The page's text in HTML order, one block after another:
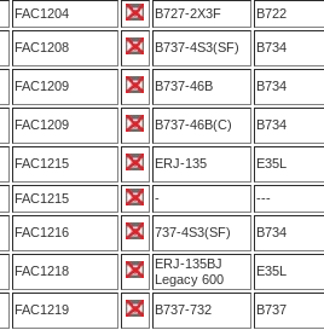
FAC1204 B727-2X3F B722
FAC1208 B737-4S3(SF) B734
FAC1209 B737-46B B734
FAC1209 B737-46B(C) B734
FAC1215 ERJ-135 E35L
FAC1215 - ---
FAC1216 737-4S3(SF) B734
FAC1218
ERJ-135BJ
Legacy 600
E35L
FAC1219 B737-732 B737